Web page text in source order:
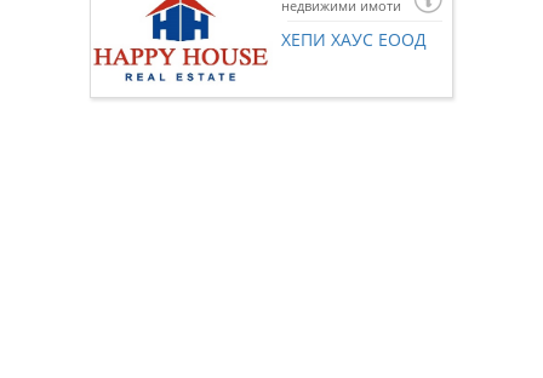
недвижими имоти
ХЕПИ ХАУС ЕООД